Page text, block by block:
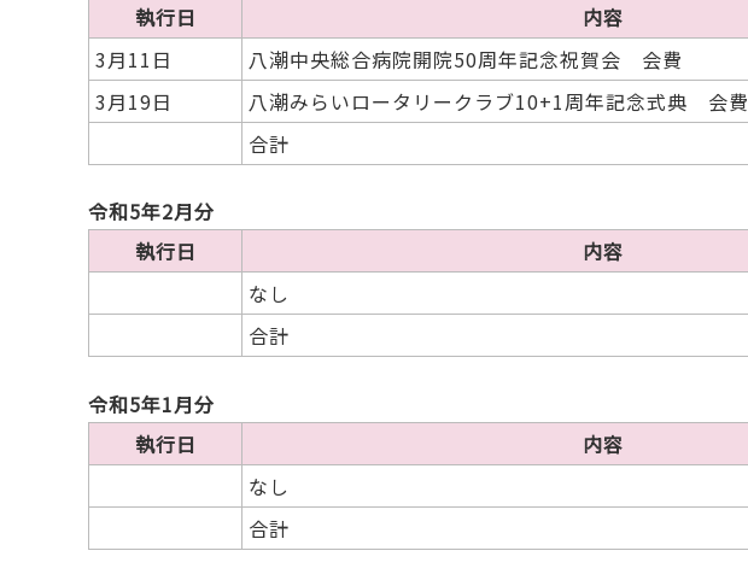
執行日
内容
3月11日
八潮中央総合病院開院50周年記念祝賀会 会費
3月19日
八潮みらいロータリークラブ10+1周年記念式典 会費
合計
令和5年2月分
執行日
内容
なし
合計
令和5年1月分
執行日
内容
なし
合計